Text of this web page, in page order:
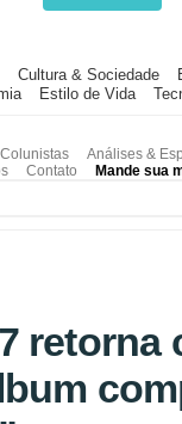
Cultura & Sociedade
Estilo de Vida
Colunistas Análises &
Contato Mande sua
retorna